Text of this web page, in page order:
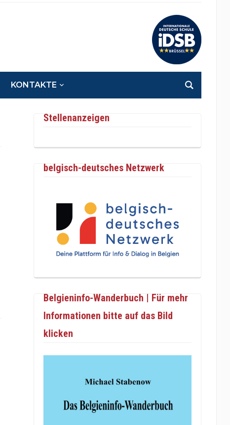
KONTAKTE
Stellenanzeigen
belgisch-deutsches Netzwerk
Belgieninfo-Wanderbuch | Für mehr
Informationen bitte auf das Bild
klicken